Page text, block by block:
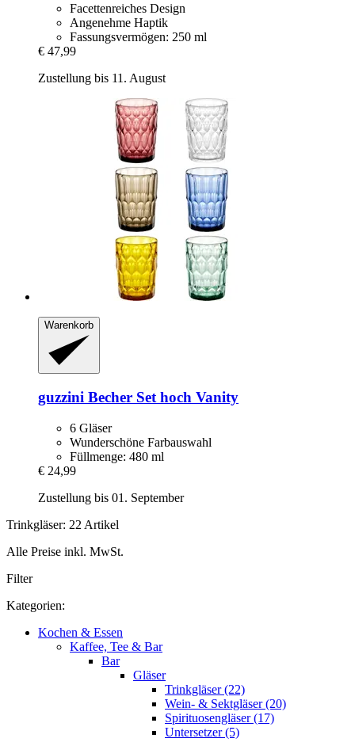
Facettenreiches Design
Angenehme Haptik
Fassungsvermögen: 250 ml
€ 47,99
Zustellung bis 11. August
Warenkorb
guzzini Becher Set hoch Vanity
6 Gläser
Wunderschöne Farbauswahl
Füllmenge: 480 ml
€ 24,99
Zustellung bis 01. September
Trinkgläser: 22 Artikel
Alle Preise inkl. MwSt.
Filter
Kategorien:
Kochen & Essen
Kaffee, Tee & Bar
Bar
Gläser
Trinkgläser (22)
Wein- & Sektgläser (20)
Spirituosengläser (17)
Untersetzer (5)